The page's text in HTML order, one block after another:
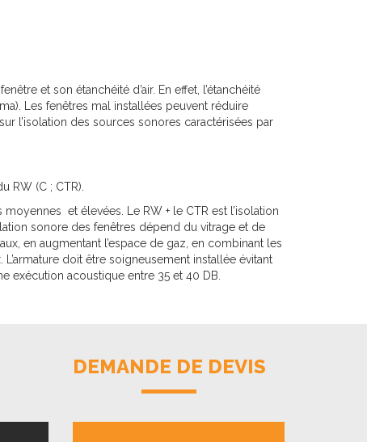
et son étanchéité d’air. En effet, l’étanchéité
Les fenêtres mal installées peuvent réduire
l’isolation des sources sonores caractérisées par
RW (C ; CTR).
et élevées. Le RW + le CTR est l’isolation
sonore des fenêtres dépend du vitrage et de
en augmentant l’espace de gaz, en combinant les
doit être soigneusement installée évitant
exécution acoustique entre 35 et 40 DB.
DEMANDE DE DEVIS